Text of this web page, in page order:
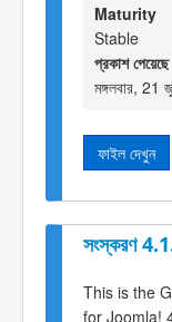
Maturity
Stable
প্রকাশ পেয়েছে
মঙ্গলবার,
ফাইল দেখুন
সংস্করণ
This is the
for Joomla!